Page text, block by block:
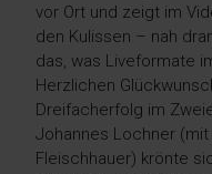
vor Ort und zeigt im
den Kulissen – nah
das, was Liveformate
Herzlichen
Dreifacherfolg im
Johannes Lochner
Fleischhauer) krönte